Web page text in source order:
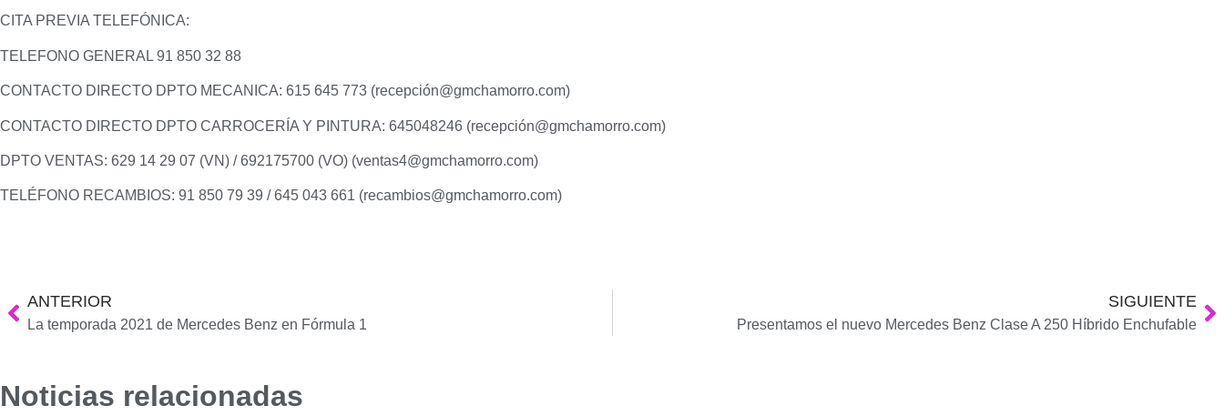
CITA PREVIA TELEFÓNICA:
TELEFONO GENERAL 91 850 32 88
CONTACTO DIRECTO DPTO MECANICA: 615 645 773 (recepción@gmchamorro.com)
CONTACTO DIRECTO DPTO CARROCERÍA Y PINTURA: 645048246 (recepción@gmchamorro.com)
DPTO VENTAS: 629 14 29 07 (VN) / 692175700 (VO) (ventas4@gmchamorro.com)
TELÉFONO RECAMBIOS: 91 850 79 39 / 645 043 661 (recambios@gmchamorro.com)
ANTERIOR
La temporada 2021 de Mercedes Benz en Fórmula 1
SIGUIENTE
Presentamos el nuevo Mercedes Benz Clase A 250 Híbrido Enchufable
Noticias relacionadas